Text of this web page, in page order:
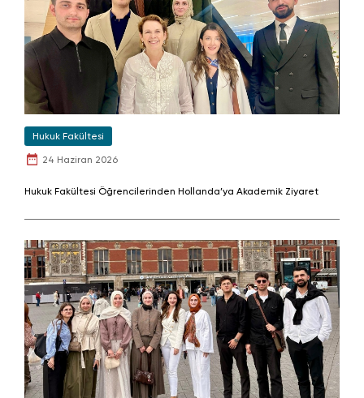
Hukuk Fakültesi
24 Haziran 2026
Hukuk Fakültesi Öğrencilerinden Hollanda’ya Akademik Ziyaret